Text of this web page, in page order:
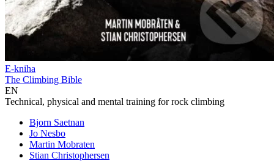
E-kniha
The Climbing Bible
EN
Technical, physical and mental training for rock climbing
Bjorn Saetnan
Jo Nesbo
Martin Mobraten
Stian Christophersen